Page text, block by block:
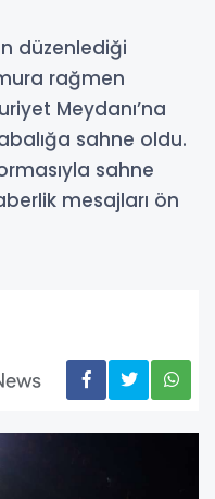
düzenlediği
rağmen
Meydanı’na
sahne oldu.
sahne
mesajları ön